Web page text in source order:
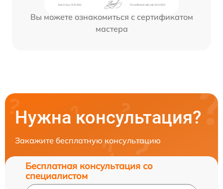
Вы можете ознакомиться с сертификатом
мастера
Нужна консультация?
Закажите бесплатную консультацию
Бесплатная консультация со
специалистом